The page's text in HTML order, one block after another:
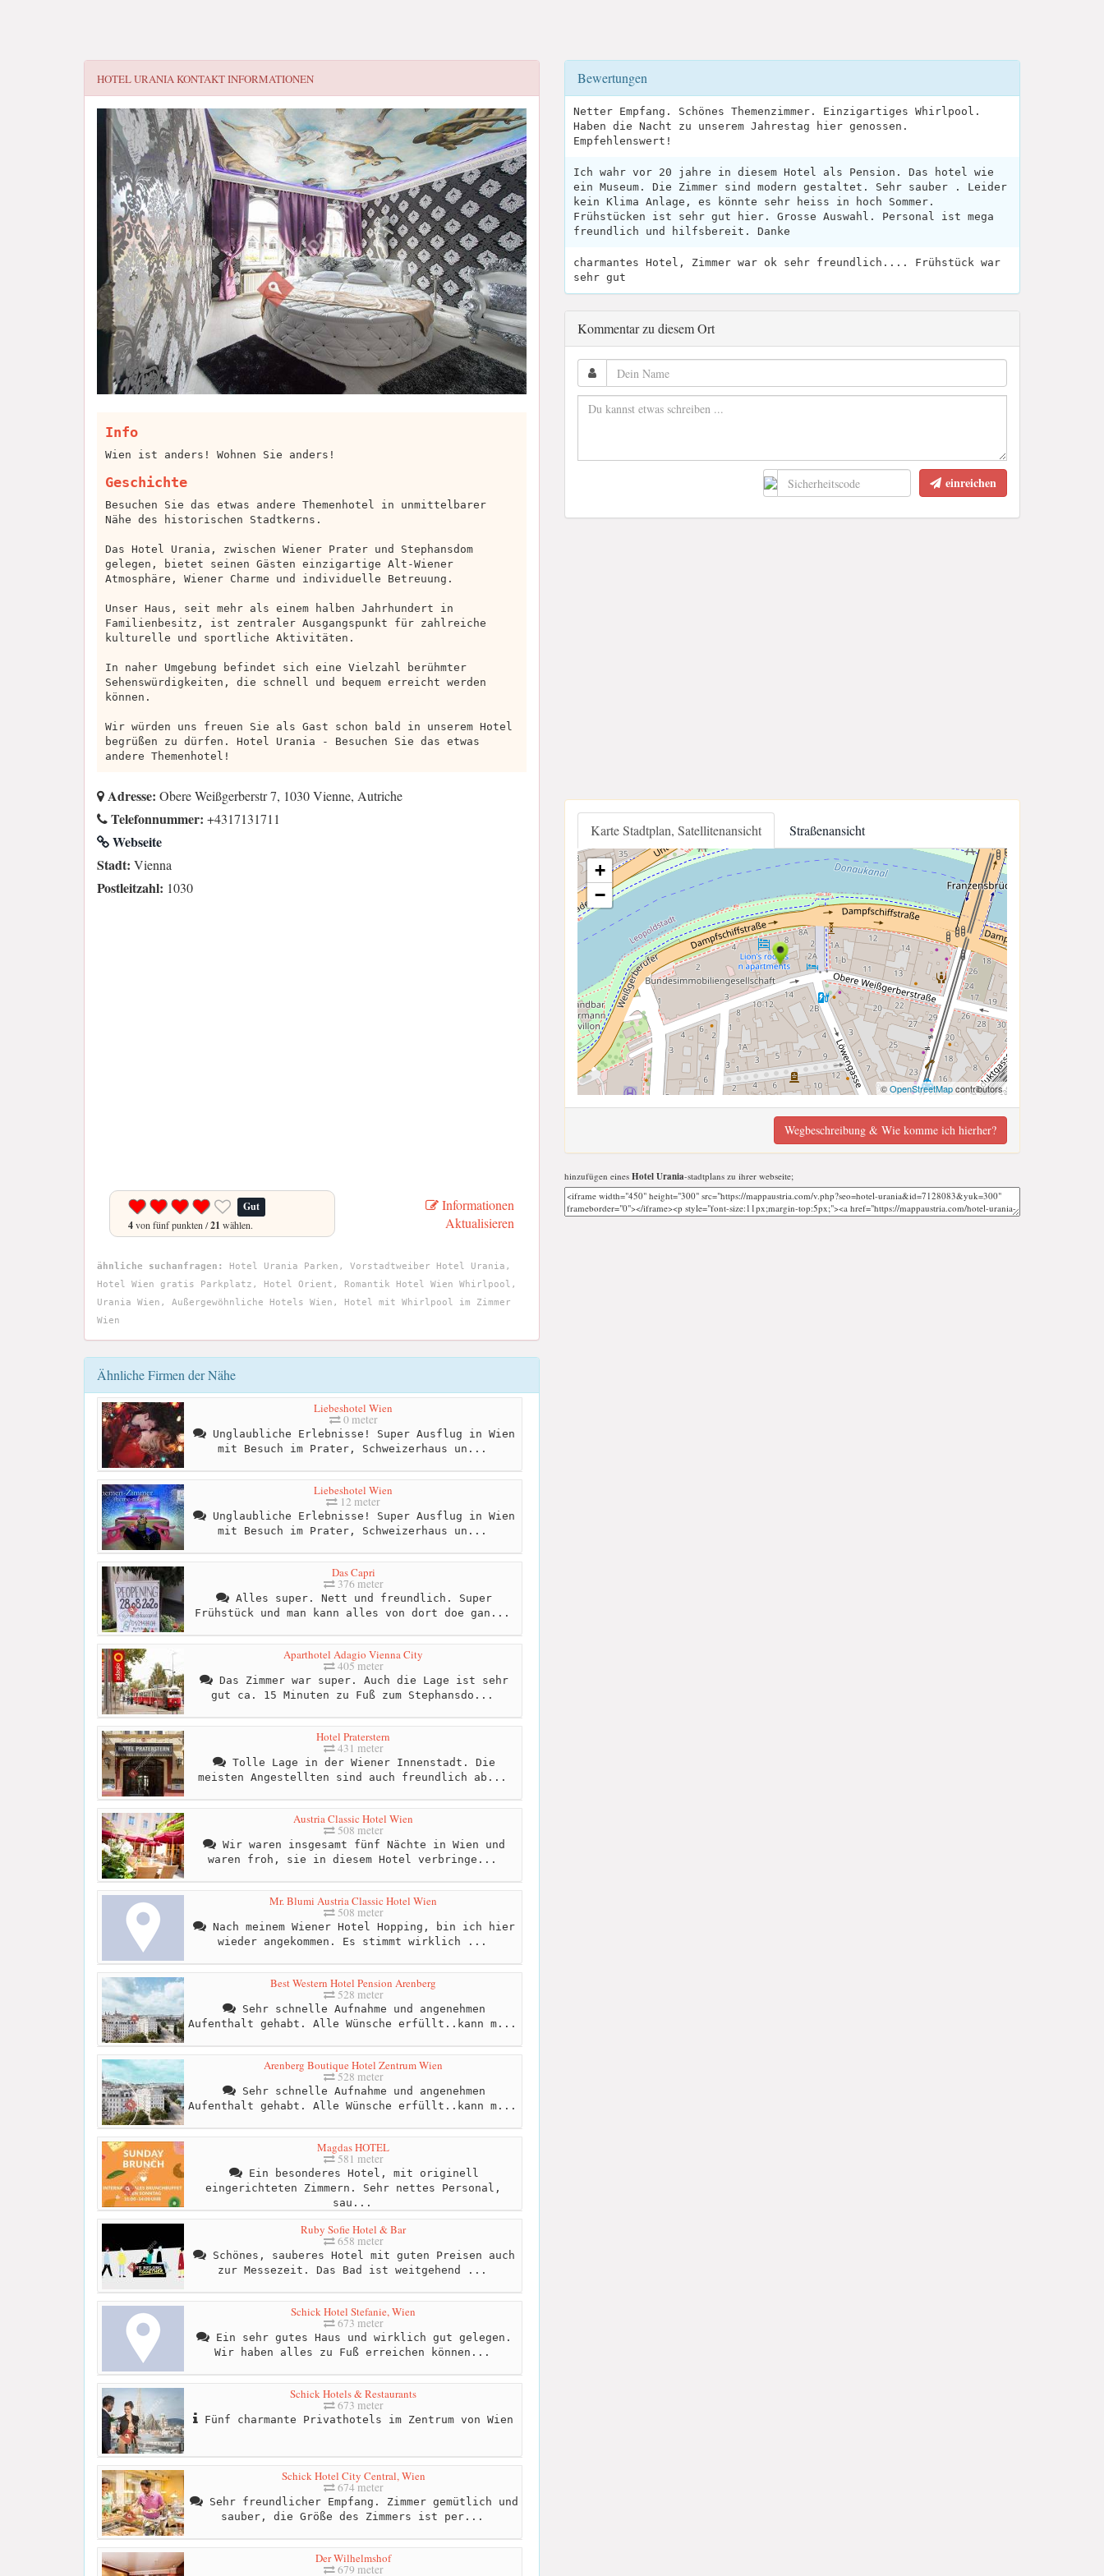
HOTEL URANIAKONTAKT INFORMATIONEN
Info
Wien ist anders! Wohnen Sie anders!
Geschichte
Besuchen Sie das etwas andere Themenhotel in unmittelbarer
Nähe des historischen Stadtkerns.
Das Hotel Urania, zwischen Wiener Prater und Stephansdom
gelegen, bietet seinen Gästen einzigartige Alt-Wiener
Atmosphäre, Wiener Charme und individuelle Betreuung.
Unser Haus, seit mehr als einem halben Jahrhundert in
Familienbesitz, ist zentraler Ausgangspunkt für zahlreiche
kulturelle und sportliche Aktivitäten.
In naher Umgebung befindet sich eine Vielzahl berühmter
Sehenswürdigkeiten, die schnell und bequem erreicht werden
können.
Wir würden uns freuen Sie als Gast schon bald in unserem Hotel
begrüßen zu dürfen. Hotel Urania - Besuchen Sie das etwas
andere Themenhotel!
Adresse: Obere Weißgerberstr 7, 1030 Vienne, Autriche
Telefonnummer: +4317131711
Webseite
Stadt: Vienna
Postleitzahl: 1030
Gut
4von fünf punkten /21 wählen.
Informationen
Aktualisieren
ähnliche suchanfragen:
Hotel Urania Parken, Vorstadtweiber Hotel Urania,
Hotel Wien gratis Parkplatz, Hotel Orient, Romantik Hotel Wien Whirlpool,
Urania Wien, Außergewöhnliche Hotels Wien, Hotel mit Whirlpool im Zimmer
Wien
Ähnliche Firmen der Nähe
Liebeshotel Wien
0 meter
Unglaubliche Erlebnisse! Super Ausflug in Wien
mit Besuch im Prater, Schweizerhaus un...
Liebeshotel Wien
12 meter
Unglaubliche Erlebnisse! Super Ausflug in Wien
mit Besuch im Prater, Schweizerhaus un...
Das Capri
376 meter
Alles super. Nett und freundlich. Super
Frühstück und man kann alles von dort doe gan...
Aparthotel Adagio Vienna City
405 meter
Das Zimmer war super. Auch die Lage ist sehr
gut ca. 15 Minuten zu Fuß zum Stephansdo...
Hotel Praterstern
431 meter
Tolle Lage in der Wiener Innenstadt. Die
meisten Angestellten sind auch freundlich ab...
Austria Classic Hotel Wien
508 meter
Wir waren insgesamt fünf Nächte in Wien und
waren froh, sie in diesem Hotel verbringe...
Mr. Blumi Austria Classic Hotel Wien
508 meter
Nach meinem Wiener Hotel Hopping, bin ich hier
wieder angekommen. Es stimmt wirklich ...
Best Western Hotel Pension Arenberg
528 meter
Sehr schnelle Aufnahme und angenehmen
Aufenthalt gehabt. Alle Wünsche erfüllt..kann m...
Arenberg Boutique Hotel Zentrum Wien
528 meter
Sehr schnelle Aufnahme und angenehmen
Aufenthalt gehabt. Alle Wünsche erfüllt..kann m...
Magdas HOTEL
581 meter
Ein besonderes Hotel, mit originell
eingerichteten Zimmern. Sehr nettes Personal,
sau...
Ruby Sofie Hotel & Bar
658 meter
Schönes, sauberes Hotel mit guten Preisen auch
zur Messezeit. Das Bad ist weitgehend ...
Schick Hotel Stefanie, Wien
673 meter
Ein sehr gutes Haus und wirklich gut gelegen.
Wir haben alles zu Fuß erreichen können...
Schick Hotels & Restaurants
673 meter
Fünf charmante Privathotels im Zentrum von Wien
Schick Hotel City Central, Wien
674 meter
Sehr freundlicher Empfang. Zimmer gemütlich und
sauber, die Größe des Zimmers ist per...
Der Wilhelmshof
679 meter
Bewertungen
Netter Empfang. Schönes Themenzimmer. Einzigartiges Whirlpool.
Haben die Nacht zu unserem Jahrestag hier genossen.
Empfehlenswert!
Ich wahr vor 20 jahre in diesem Hotel als Pension. Das hotel wie
ein Museum. Die Zimmer sind modern gestaltet. Sehr sauber . Leider
kein Klima Anlage, es könnte sehr heiss in hoch Sommer.
Frühstücken ist sehr gut hier. Grosse Auswahl. Personal ist mega
freundlich und hilfsbereit. Danke
charmantes Hotel, Zimmer war ok sehr freundlich.... Frühstück war
sehr gut
Kommentar zu diesem Ort
einreichen
Karte Stadtplan, Satellitenansicht Straßenansicht
+
−
©OpenStreetMapcontributors
Wegbeschreibung & Wie komme ich hierher?
hinzufügen eines Hotel Urania-stadtplans zu ihrer webseite;